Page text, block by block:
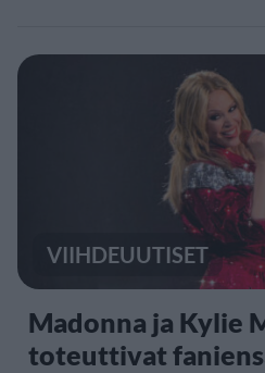
VIIHDEUUTISET
Madonna ja Kylie
toteuttivat